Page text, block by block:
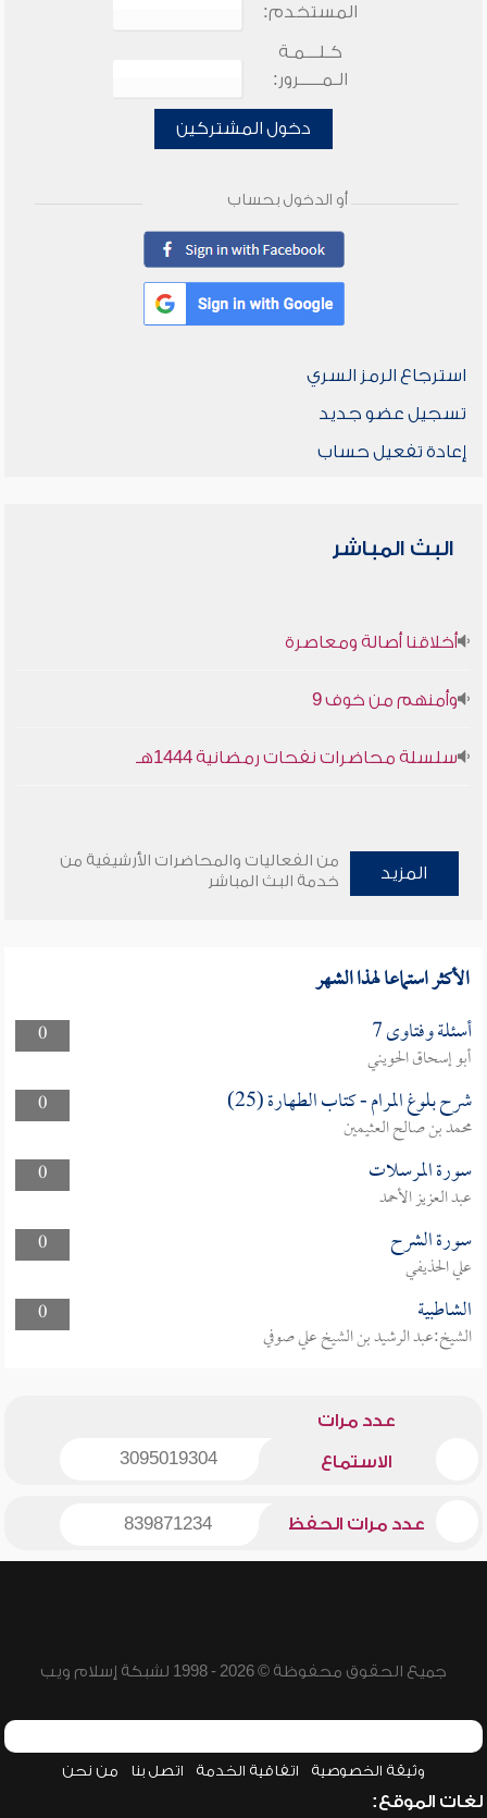
المستخدم:
كـلـــمـة
الـمـــــرور:
دخول المشتركين
أو الدخول بحساب
استرجاع الرمز السري
تسجيل عضو جديد
إعادة تفعيل حساب
البث المباشر
أخلاقنا أصالة ومعاصرة
وأمنهم من خوف 9
سلسلة محاضرات نفحات رمضانية 1444هـ
المزيد
من الفعاليات والمحاضرات الأرشيفية من
خدمة البث المباشر
الأكثر استماعا لهذا الشهر
0 أسئلة وفتاوى 7
أبو إسحاق الحويني
0
شرح بلوغ المرام - كتاب الطهارة (25)
محمد بن صالح العثيمين
0
سورة المرسلات
عبد العزيز الأحمد
0
سورة الشرح
علي الحذيفي
0
الشاطبية
الشيخ:عبد الرشيد بن الشيخ علي صوفي
عدد مرات
الاستماع 3095019304
عدد مرات الحفظ 839871234
جميع الحقوق محفوظة © 2026 - 1998 لشبكة إسلام ويب
وثيقة الخصوصية اتفاقية الخدمة اتصل بنا من نحن
لغات الموقع: